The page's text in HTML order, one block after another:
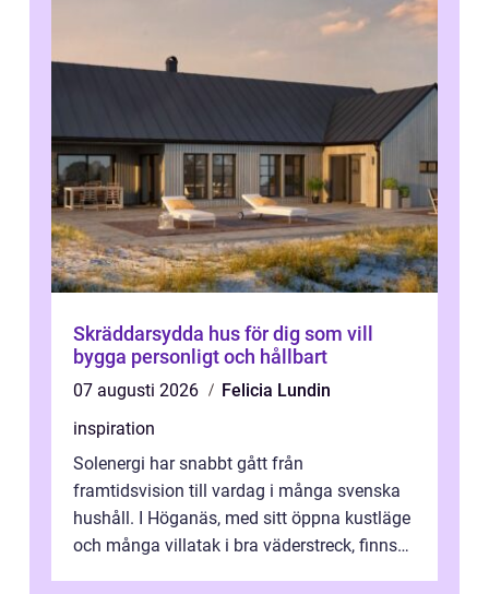
Skräddarsydda hus för dig som vill
bygga personligt och hållbart
07 augusti 2026
Felicia Lundin
inspiration
Solenergi har snabbt gått från
framtidsvision till vardag i många svenska
hushåll. I Höganäs, med sitt öppna kustläge
och många villatak i bra väderstreck, finns